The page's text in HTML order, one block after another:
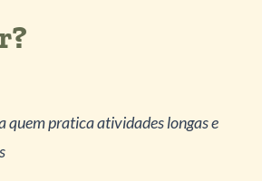
quem pratica atividades longas e